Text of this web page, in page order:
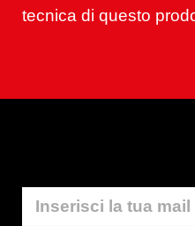
tecnica di questo